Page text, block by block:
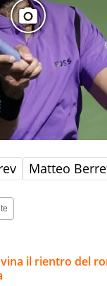
Matteo
il rientro del